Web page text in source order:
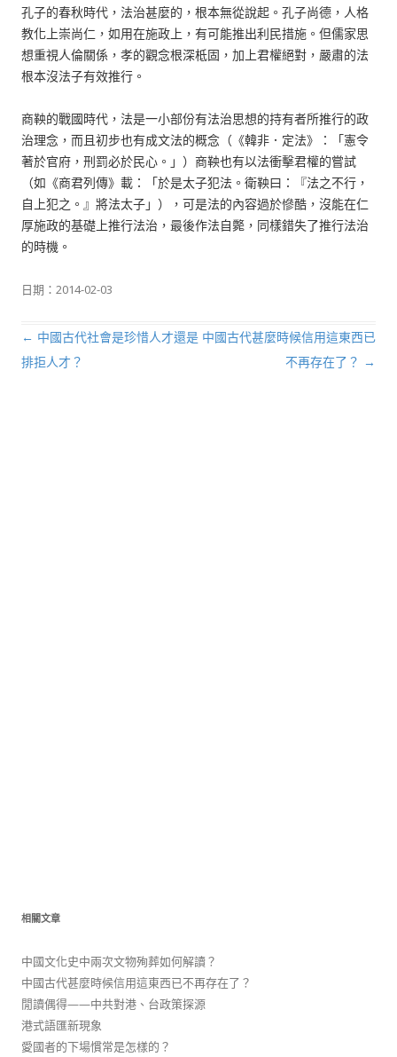
孔子的春秋時代，法治甚麼的，根本無從說起。孔子尚德，人格
教化上崇尚仁，如用在施政上，有可能推出利民措施。但儒家思
想重視人倫關係，孝的觀念根深柢固，加上君權絕對，嚴肅的法
根本沒法子有效推行。
商鞅的戰國時代，法是一小部份有法治思想的持有者所推行的政
治理念，而且初步也有成文法的概念（《韓非．定法》：「憲令
著於官府，刑罰必於民心。」）商鞅也有以法衝擊君權的嘗試
（如《商君列傳》載：「於是太子犯法。衛鞅曰：『法之不行，
自上犯之。』將法太子」），可是法的內容過於慘酷，沒能在仁
厚施政的基礎上推行法治，最後作法自斃，同樣錯失了推行法治
的時機。
日期： 2014-02-03
文章導航列
← 中國古代社會是珍惜人才還是
排拒人才？
中國古代甚麼時候信用這東西已
不再存在了？ →
相關文章
中國文化史中兩次文物殉葬如何解讀？
中國古代甚麼時候信用這東西已不再存在了？
閒讀偶得——中共對港、台政策探源
港式語匯新現象
愛國者的下場慣常是怎樣的？